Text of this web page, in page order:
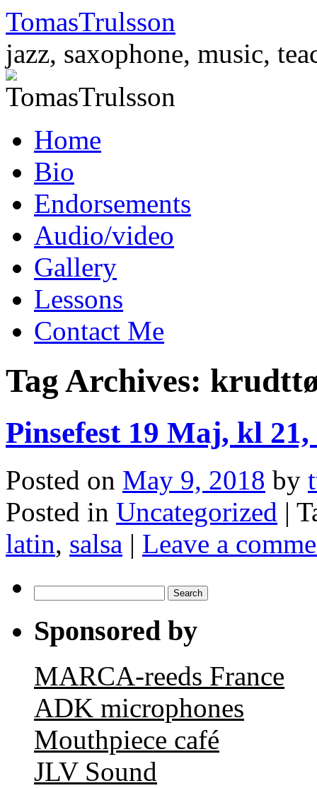
TomasTrulsson
jazz, saxophone, music,
to
contentHome
Bio
Endorsements
Audio/video
Gallery
Lessons
Contact Me
Tag Archives:
Pinsefest 19 Maj, kl
Posted on May 9, 2018 by
Posted in Uncategorized |
latin, salsa | Leave a
for:
Sponsored by
MARCA-reeds France
ADK microphones
Mouthpiece café
JLV Sound